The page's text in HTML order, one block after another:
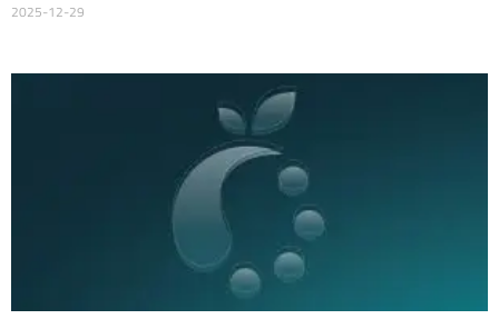
2025-12-29